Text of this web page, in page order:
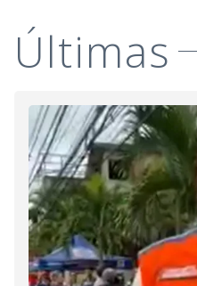
Últimas